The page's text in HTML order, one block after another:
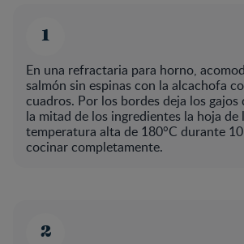
En una refractaria para horno,
salmón sin espinas con la alcachofa
cuadros. Por los bordes deja los gajos
la mitad de los ingredientes la hoja de
temperatura alta de 180°C durante
cocinar completamente.